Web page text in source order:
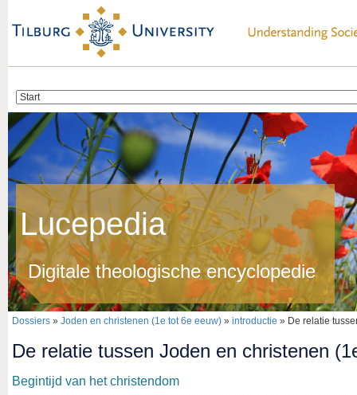
Lucepedia
Digitale theologische encyclopedie
Dossiers » Joden en christenen (1e tot 6e eeuw) » introductie » De relatie
De relatie tussen Joden en christenen
Begintijd van het christendom